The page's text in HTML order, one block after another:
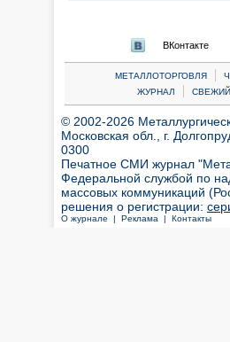
ВКонтакте
МЕТАЛЛОТОРГОВЛЯ |
ЖУРНАЛ
|
© 2002-2026
Московская обл., г.
0300
Печатное СМИ журнал
Федеральной службой по
массовых коммуникаций
решения о регистрации:
О журнале | Реклама | Контакты